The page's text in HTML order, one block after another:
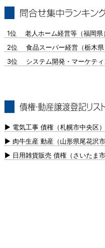
1位 老人ホーム経営等（福岡県
2位 食品スーパー経営（栃木県
3位 システム開発・マーケティ
新）
▶ 電気工事 債権（札幌市中央区）
▶ 肉牛生産 動産（山形県尾花沢市
▶ 日用雑貨販売 債権（さいたま市